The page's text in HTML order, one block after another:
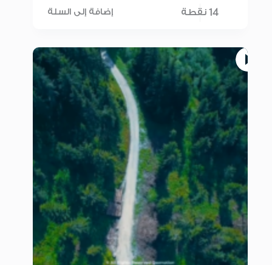
14 نقطة إضافة إلى السلة